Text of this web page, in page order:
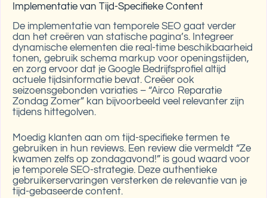
Implementatie van Tijd-Specifieke Content
De implementatie van temporele SEO gaat verder
dan het creëren van statische pagina’s. Integreer
dynamische elementen die real-time beschikbaarheid
tonen, gebruik schema markup voor openingstijden,
en zorg ervoor dat je Google Bedrijfsprofiel altijd
actuele tijdsinformatie bevat. Creëer ook
seizoensgebonden variaties – “Airco Reparatie
Zondag Zomer” kan bijvoorbeeld veel relevanter zijn
tijdens hittegolven.
Moedig klanten aan om tijd-specifieke termen te
gebruiken in hun reviews. Een review die vermeldt “Ze
kwamen zelfs op zondagavond!” is goud waard voor
je temporele SEO-strategie. Deze authentieke
gebruikerservaringen versterken de relevantie van je
tijd-gebaseerde content.